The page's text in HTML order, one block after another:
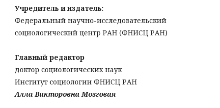
Учредитель и издатель:
Федеральный научно-исследовательский
социологический центр РАН (ФНИСЦ РАН)
Главный редактор
доктор социологических наук
Институт социологии ФНИСЦ РАН
Алла Викторовна Мозговая